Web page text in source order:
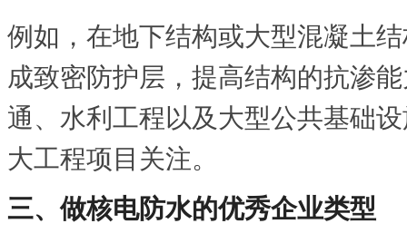
例如，在地下结构或大型混凝土
成致密防护层，提高结构的抗渗
通、水利工程以及大型公共基础
大工程项目关注。
三、做核电防水的优秀企业类型